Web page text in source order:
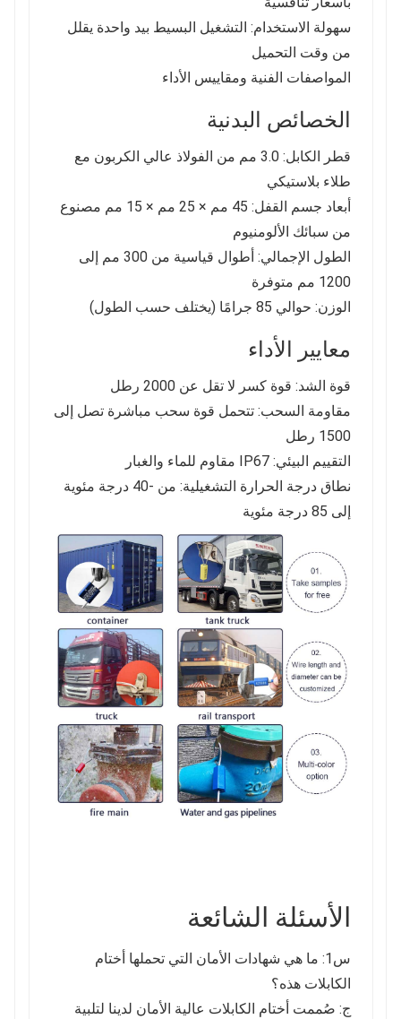
سهولة الاستخدام: التشغيل البسيط بيد واحدة يقلل
من وقت التحميل
المواصفات الفنية ومقاييس الأداء
الخصائص البدنية
قطر الكابل: 3.0 مم من الفولاذ عالي الكربون مع
طلاء بلاستيكي
أبعاد جسم القفل: 45 مم × 25 مم × 15 مم مصنوع
من سبائك الألومنيوم
الطول الإجمالي: أطوال قياسية من 300 مم إلى
1200 مم متوفرة
الوزن: حوالي 85 جرامًا (يختلف حسب الطول)
معايير الأداء
قوة الشد: قوة كسر لا تقل عن 2000 رطل
مقاومة السحب: تتحمل قوة سحب مباشرة تصل إلى
1500 رطل
التقييم البيئي: IP67 مقاوم للماء والغبار
نطاق درجة الحرارة التشغيلية: من -40 درجة مئوية
إلى 85 درجة مئوية
الأسئلة الشائعة
س1: ما هي شهادات الأمان التي تحملها أختام
الكابلات هذه؟
ج: صُممت أختام الكابلات عالية الأمان لدينا لتلبية